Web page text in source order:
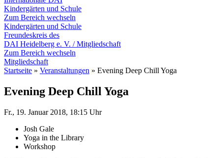
Kindergärten und Schule
Zum Bereich wechseln
Kindergärten und Schule
Freundeskreis des
DAI Heidelberg e. V. / Mitgliedschaft
Zum Bereich wechseln
Mitgliedschaft
Startseite » Veranstaltungen » Evening Deep Chill Yoga
Evening Deep Chill Yoga
Fr., 19. Januar 2018, 18:15 Uhr
Josh Gale
Yoga in the Library
Workshop